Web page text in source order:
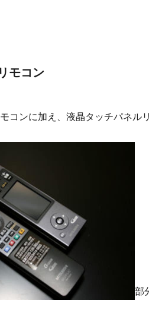
モコン
コンに加え、液晶タッチパネル
部